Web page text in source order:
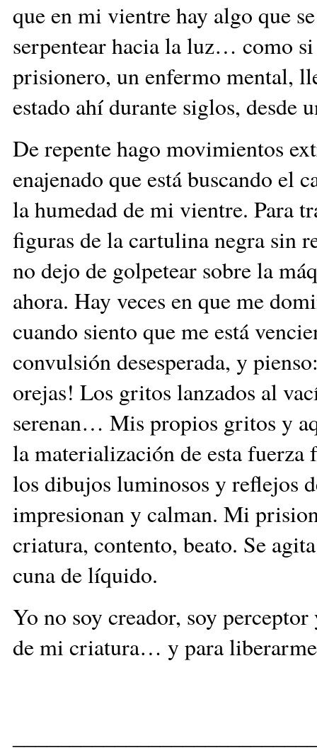
que en mi vientre hay algo que
serpentear hacia la luz… como
prisionero, un enfermo mental,
estado ahí durante siglos,
De repente hago movimientos
enajenado que está buscando el
la humedad de mi vientre. Para
figuras de la cartulina negra sin
no dejo de golpetear sobre la
ahora. Hay veces en que me
cuando siento que me está
convulsión desesperada, y
orejas! Los gritos lanzados al
serenan… Mis propios gritos y
la materialización de esta fuerza
los dibujos luminosos y reflejos
impresionan y calman. Mi
criatura, contento, beato. Se
cuna de líquido.
Yo no soy creador, soy
de mi criatura… y para